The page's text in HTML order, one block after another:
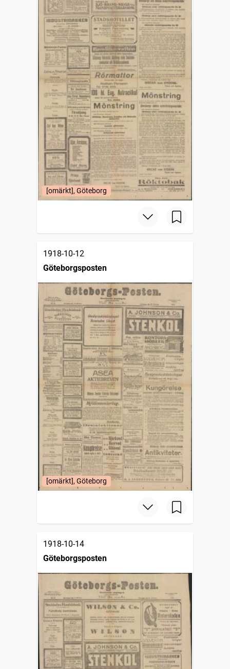
[omärkt], Göteborg
1918-10-12
Göteborgsposten
[omärkt], Göteborg
1918-10-14
Göteborgsposten